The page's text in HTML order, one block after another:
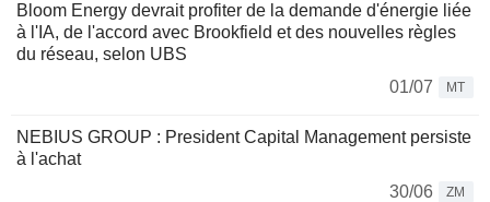
Bloom Energy devrait profiter de la demande d'énergie liée
à l'IA, de l'accord avec Brookfield et des nouvelles règles
du réseau, selon UBS
01/07
MT
NEBIUS GROUP : President Capital Management persiste
à l'achat
30/06
ZM